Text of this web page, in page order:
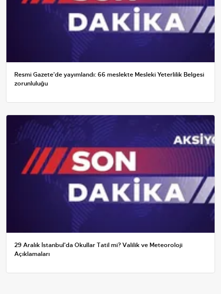
Resmi Gazete'de yayımlandı: 66 meslekte Mesleki Yeterlilik Belgesi
zorunluluğu
29 Aralık İstanbul'da Okullar Tatil mi? Valilik ve Meteoroloji
Açıklamaları